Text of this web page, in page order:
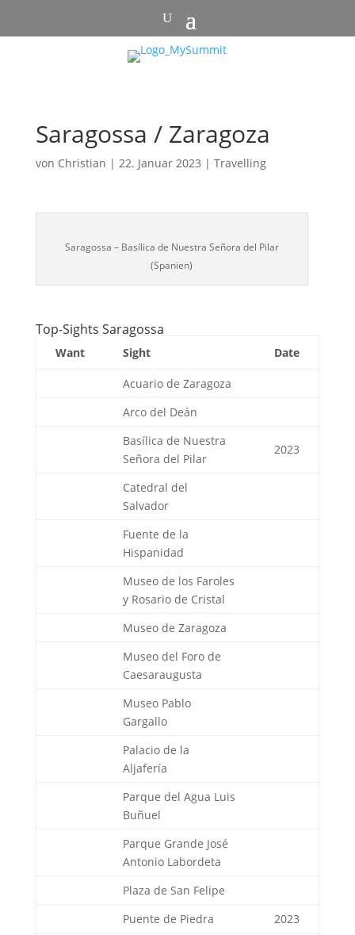
Saragossa / Zaragoza
von Christian | 22. Januar 2023 | Travelling
Saragossa – Basílica de Nuestra Señora del Pilar
(Spanien)
Top-Sights Saragossa
Want Sight Date
Acuario de Zaragoza
Arco del Deán
Basílica de Nuestra
Señora del Pilar
2023
Catedral del
Salvador
Fuente de la
Hispanidad
Museo de los Faroles
y Rosario de Cristal
Museo de Zaragoza
Museo del Foro de
Caesaraugusta
Museo Pablo
Gargallo
Palacio de la
Aljafería
Parque del Agua Luis
Buñuel
Parque Grande José
Antonio Labordeta
Plaza de San Felipe
Puente de Piedra
2023